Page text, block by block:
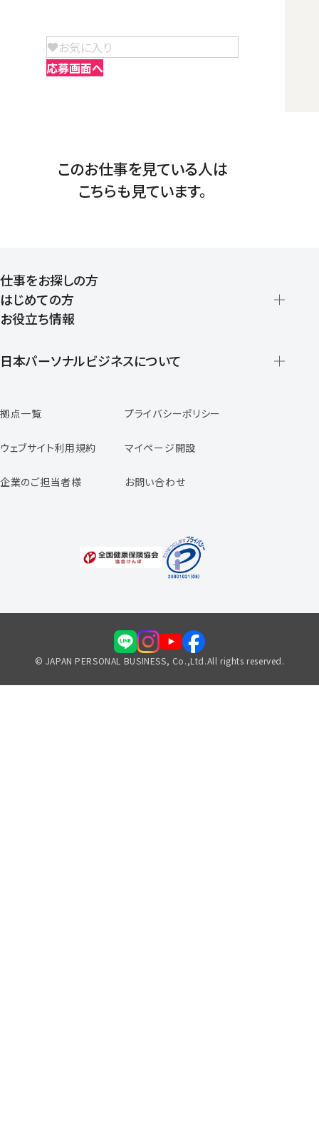
お気に入り
応募画面へ
このお仕事を見ている人は
こちらも見ています。
仕事をお探しの方
はじめての方
登録から就業開始までの流れ
お役立ち情報
日本パーソナルビジネスについて
スタッフの声
専任コンサルタントの声
福利厚生のご案内
拠点一覧 プライバシーポリシー
ウェブサイト利用規約 マイページ開設
企業のご担当者様 お問い合わせ
© JAPAN PERSONAL BUSINESS, Co.,Ltd.All rights reserved.